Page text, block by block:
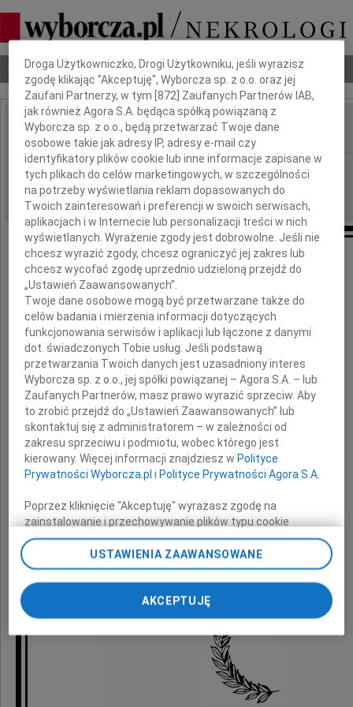
Nekrologi Odeszli Poradnik pogrzebowy
IMIĘ I NAZWISKO:
REGION: Poznań
DATA EMISJI: 10.09.2010
Drogiemu Koledze
Pawłowi Smuszkiewiczowi
szczere kondolencje
oraz wyrazy głębokiego współczucia
z powodu śmierci
Taty
składają
koleżanki i koledzy z Generali
Dbamy o Twoją prywatność
Droga Użytkowniczko, Drogi Użytkowniku, jeśli wyrazisz
zgodę klikając "Akceptuję", Wyborcza sp. z o.o. oraz jej
Zaufani Partnerzy, w tym [872 ] Zaufanych Partnerów IAB,
jak również Agora S.A. będąca spółką powiązaną z
Wyborcza sp. z o.o., będą przetwarzać Twoje dane
osobowe takie jak adresy IP, adresy e-mail czy
identyfikatory plików cookie lub inne informacje zapisane w
tych plikach do celów marketingowych, w szczególności
na potrzeby wyświetlania reklam dopasowanych do
Twoich zainteresowań i preferencji w swoich serwisach,
aplikacjach i w Internecie lub personalizacji treści w nich
wyświetlanych. Wyrażenie zgody jest dobrowolne. Jeśli nie
chcesz wyrazić zgody, chcesz ograniczyć jej zakres lub
chcesz wycofać zgodę uprzednio udzieloną przejdź do
„Ustawień Zaawansowanych”.
Twoje dane osobowe mogą być przetwarzane także do
celów badania i mierzenia informacji dotyczących
funkcjonowania serwisów i aplikacji lub łączone z danymi
dot. świadczonych Tobie usług. Jeśli podstawą
przetwarzania Twoich danych jest uzasadniony interes
Wyborcza sp. z o.o., jej spółki powiązanej – Agora S.A. – lub
Zaufanych Partnerów, masz prawo wyrazić sprzeciw. Aby
to zrobić przejdź do „Ustawień Zaawansowanych” lub
skontaktuj się z administratorem – w zależności od
zakresu sprzeciwu i podmiotu, wobec którego jest
kierowany. Więcej informacji znajdziesz w Polityce
Prywatności Wyborcza.pl i Polityce Prywatności Agora S.A.
Poprzez kliknięcie "Akceptuję" wyrażasz zgodę na
zainstalowanie i przechowywanie plików typu cookie
Wyborczej sp. z o. o. jej Zaufanych Partnerów i Agora S.A.
na Twoim urządzeniu końcowym. Możesz też w każdej
chwili zmienić swoje preferencje dot. plików cookie,
ponownie wywołując narzędzie do zarządzania Twoimi
preferencjami dot. przetwarzania danych poprzez
odnośnik „Ustawienia prywatności” w stopce serwisu i
przechodząc do sekcji „Ustawienia zaawansowane”.
Zmiana ustawień plików cookie możliwa jest także za
My, nasi Zaufani Partnerzy i Agora S.A. możemy
USTAWIENIA ZAAWANSOWANE
AKCEPTUJĘ